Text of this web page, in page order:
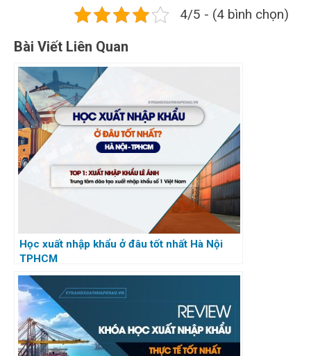
4/5 - (4 bình chọn)
Bài Viết Liên Quan
Học xuất nhập khẩu ở đâu tốt nhất Hà Nội
TPHCM